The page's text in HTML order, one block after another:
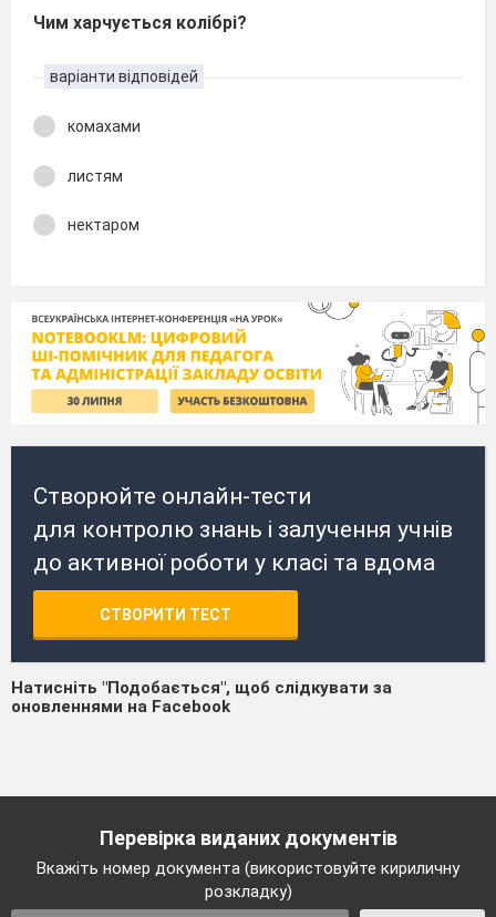
Чим харчується колібрі?
варіанти відповідей
комахами
листям
нектаром
Створюйте онлайн-тести
для контролю знань і залучення учнів
до активної роботи у класі та вдома
СТВОРИТИ ТЕСТ
Натисніть "Подобається", щоб слідкувати за
оновленнями на Facebook
Перевірка виданих документів
Вкажіть номер документа (використовуйте кириличну
розкладку)